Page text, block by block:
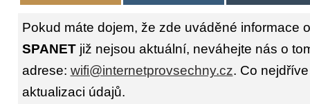
Pokud máte dojem, že zde uváděné informace
SPANETjiž nejsou aktuální, neváhejte nás o
adrese: wifi@internetprovsechny.cz. Co
aktualizaci údajů.